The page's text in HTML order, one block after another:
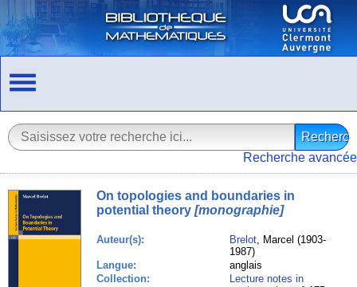
Recherche avancée
On topologies and boundaries in
potential theory [monographie]
Auteur(s): Brelot, Marcel (1903-
1987)
Langue:
anglais
Collection:
Lecture notes in